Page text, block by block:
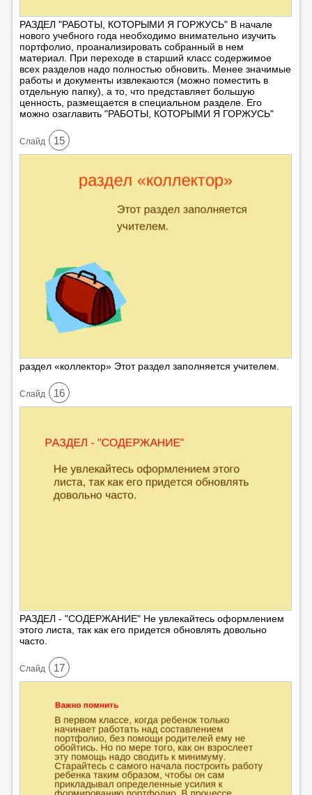
РАЗДЕЛ "РАБОТЫ, КОТОРЫМИ Я ГОРЖУСЬ" В начале
нового учебного года необходимо внимательно изучить
портфолио, проанализировать собранный в нем
материал. При переходе в старший класс содержимое
всех разделов надо полностью обновить. Менее значимые
работы и документы извлекаются (можно поместить в
отдельную папку), а то, что представляет большую
ценность, размещается в специальном разделе. Его
можно озаглавить "РАБОТЫ, КОТОРЫМИ Я ГОРЖУСЬ"
Cлайд 15
раздел «коллектор» Этот раздел заполняется учителем.
Cлайд 16
РАЗДЕЛ - "СОДЕРЖАНИЕ" Не увлекайтесь оформлением
этого листа, так как его придется обновлять довольно
часто.
Cлайд 17